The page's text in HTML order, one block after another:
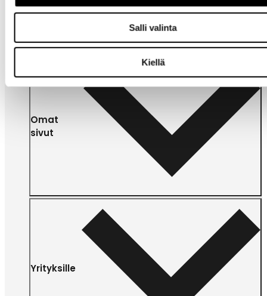
Salli valinta
Kiellä
Omat
sivut
Yrityksille